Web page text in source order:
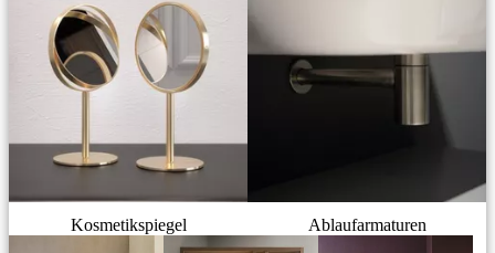
Kosmetikspiegel Ablaufarmaturen